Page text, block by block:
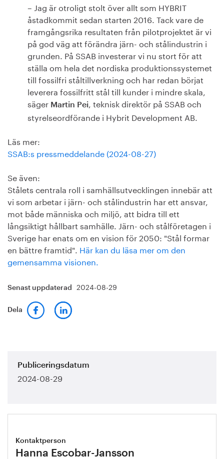
– Jag är otroligt stolt över allt som HYBRIT
åstadkommit sedan starten 2016. Tack vare de
framgångsrika resultaten från pilotprojektet är vi
på god väg att förändra järn- och stålindustrin i
grunden. På SSAB investerar vi nu stort för att
ställa om hela det nordiska produktionssystemet
till fossilfri ståltillverkning och har redan börjat
leverera fossilfritt stål till kunder i mindre skala,
säger Martin Pei, teknisk direktör på SSAB och
styrelseordförande i Hybrit Development AB.
Läs mer:
SSAB:s pressmeddelande (2024-08-27)
Se även:
Stålets centrala roll i samhällsutvecklingen innebär att
vi som arbetar i järn- och stålindustrin har ett ansvar,
mot både människa och miljö, att bidra till ett
långsiktigt hållbart samhälle. Järn- och stålföretagen i
Sverige har enats om en vision för 2050: "Stål formar
en bättre framtid". Här kan du läsa mer om den
gemensamma visionen.
Senast uppdaterad 2024-08-29
Dela
Publiceringsdatum
2024-08-29
Kontaktperson
Hanna Escobar-Jansson